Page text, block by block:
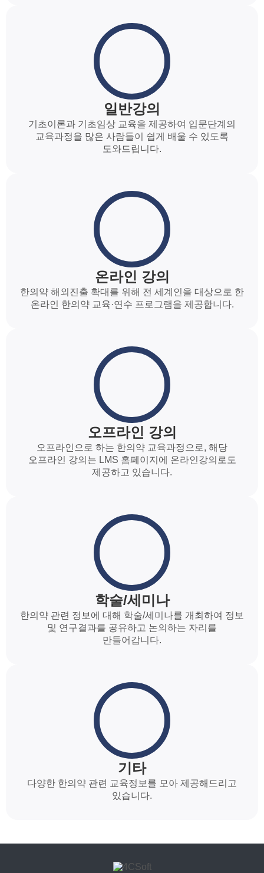
일반강의
기초이론과 기초임상 교육을 제공하여 입문단계의
교육과정을 많은 사람들이 쉽게 배울 수 있도록
도와드립니다.
온라인 강의
한의약 해외진출 확대를 위해 전 세계인을 대상으로 한
온라인 한의약 교육·연수 프로그램을 제공합니다.
오프라인 강의
오프라인으로 하는 한의약 교육과정으로, 해당
오프라인 강의는 LMS 홈페이지에 온라인강의로도
제공하고 있습니다.
학술/세미나
한의약 관련 정보에 대해 학술/세미나를 개최하여 정보
및 연구결과를 공유하고 논의하는 자리를
만들어갑니다.
기타
다양한 한의약 관련 교육정보를 모아 제공해드리고
있습니다.